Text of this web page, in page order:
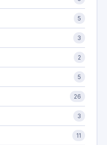
5
3
2
5
26
3
11